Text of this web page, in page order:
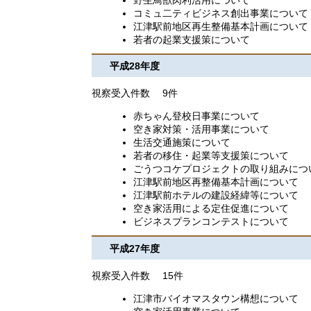
コミュ二ティビジネス創出事業について
江津駅前地区再生整備基本計画について
若者の起業支援策について
平成28年度
視察受入件数 9件
赤ちゃん登校日事業について
空き家対策・活用事業について
生活交通施策について
若者の移住・起業等支援策について
ごうつコケプロジェクトの取り組みにつ
江津駅前地区再整備基本計画について
江津駅前ホテルの建設経緯等について
空き家活用による定住促進について
ビジネスプランコンテストについて
平成27年度
視察受入件数 15件
江津市バイオマスタウン構想について